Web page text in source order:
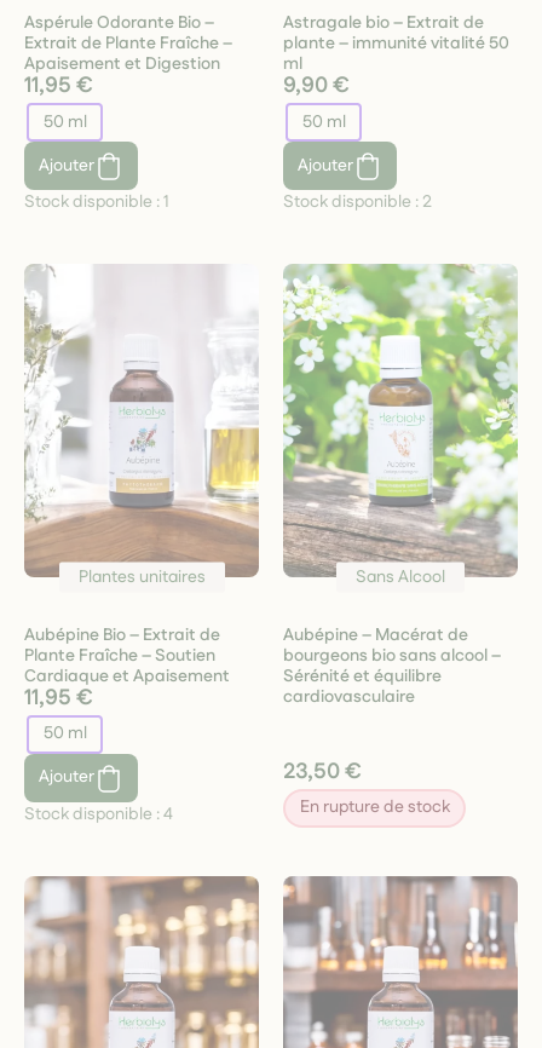
Aspérule Odorante Bio –
Extrait de Plante Fraîche –
Apaisement et Digestion
11,95 €
50 ml
Ajouter
Stock disponible :1
Astragale bio – Extrait de
plante – immunité vitalité 50
ml
9,90 €
50 ml
Ajouter
Stock disponible : 2
Plantes unitaires
Aubépine Bio – Extrait de
Plante Fraîche – Soutien
Cardiaque et Apaisement
11,95 €
50 ml
Ajouter
Stock disponible :4
Sans Alcool
Aubépine – Macérat de
bourgeons bio sans alcool –
Sérénité et équilibre
cardiovasculaire
23,50 €
En rupture de stock